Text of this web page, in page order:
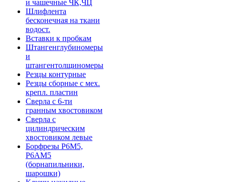
и чашечные ЧК,ЧЦ
Шлифлента
бесконечная на ткани
водост.
Вставки к пробкам
Штангенглубиномеры
и
штангентолщиномеры
Резцы контурные
Резцы сборные с мех.
крепл. пластин
Сверла с 6-ти
гранным хвостовиком
Сверла с
цилиндрическим
хвостовиком левые
Борфрезы Р6М5,
Р6АМ5
(борнапильники,
шарошки)